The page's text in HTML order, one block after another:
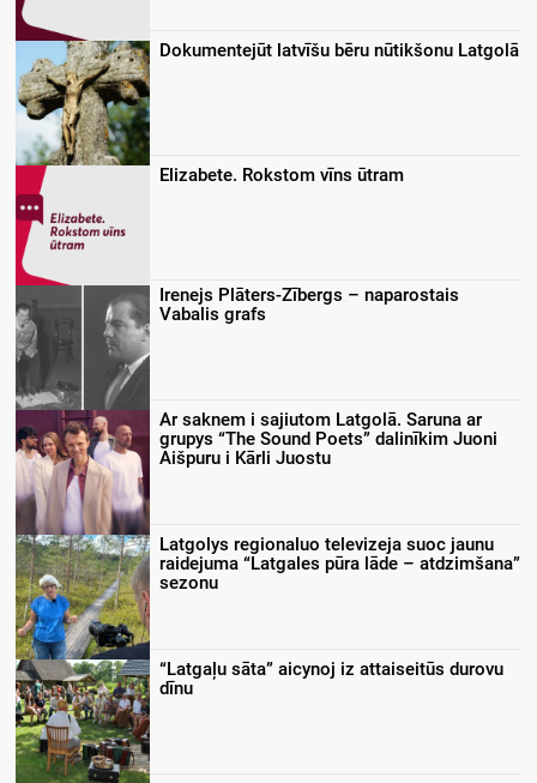
Dokumentejūt latvīšu bēru nūtikšonu Latgolā
Elizabete. Rokstom vīns ūtram
Irenejs Plāters-Zībergs – naparostais
Vabalis grafs
Ar saknem i sajiutom Latgolā. Saruna ar
grupys “The Sound Poets” dalinīkim Juoni
Aišpuru i Kārli Juostu
Latgolys regionaluo televizeja suoc jaunu
raidejuma “Latgales pūra lāde – atdzimšana”
sezonu
“Latgaļu sāta” aicynoj iz attaiseitūs durovu
dīnu